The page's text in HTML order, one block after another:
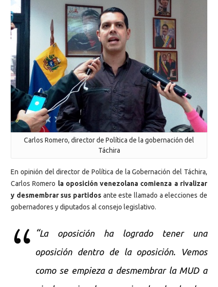
Carlos Romero, director de Política de la gobernación del
Táchira
En opinión del director de Política de la Gobernación del Táchira,
Carlos Romero la oposición venezolana comienza a rivalizar
y desmembrar sus partidos ante este llamado a elecciones de
gobernadores y diputados al consejo legislativo.
“La oposición ha logrado tener una
oposición dentro de la oposición. Vemos
como se empieza a desmembrar la MUD a